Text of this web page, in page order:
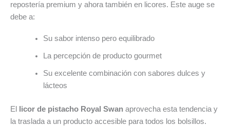
repostería premium y ahora también en licores. Este auge se
debe a:
Su sabor intenso pero equilibrado
La percepción de producto gourmet
Su excelente combinación con sabores dulces y
lácteos
El licor de pistacho Royal Swan aprovecha esta tendencia y
la traslada a un producto accesible para todos los bolsillos.